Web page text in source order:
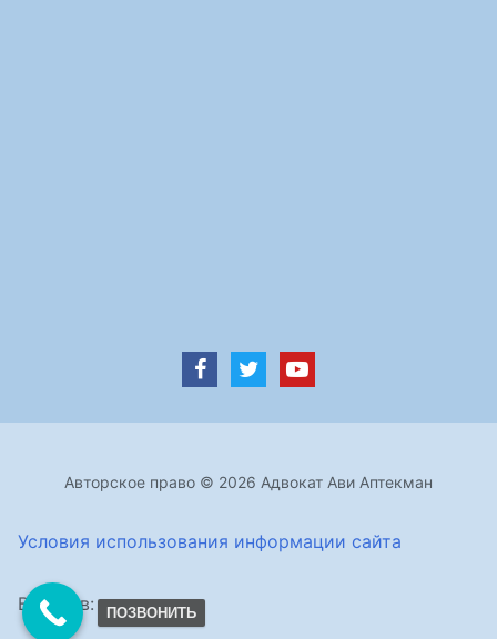
Авторское право © 2026 Адвокат Ави Аптекман
Условия использования информации сайта
Визитов: ПОЗВОНИТЬ